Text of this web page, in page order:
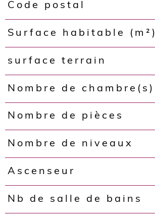
Caractéristiques Valeurs
Code postal
Surface habitable (m²)
surface terrain
Nombre de chambre(s)
Nombre de pièces
Nombre de niveaux
Ascenseur
Nb de salle de bains